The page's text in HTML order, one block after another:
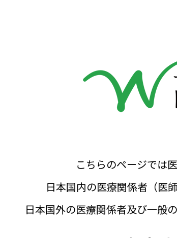
めとしたプリン・ピリミジン研究に関して